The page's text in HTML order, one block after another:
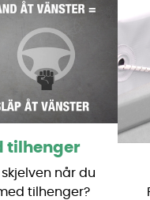
tilhenger
når du
tilhenger?